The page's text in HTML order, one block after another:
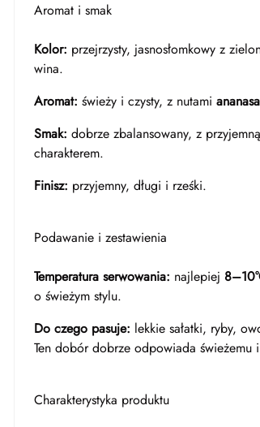
Aromat i smak
Kolor: przejrzysty, jasnosłomkowy z
wina.
Aromat: świeży i czysty, z nutami ananasa
Smak: dobrze zbalansowany, z
charakterem.
Finisz: przyjemny, długi i rześki.
Podawanie i zestawienia
Temperatura serwowania: najlepiej
o świeżym stylu.
Do czego pasuje: lekkie sałatki, ryby,
Ten dobór dobrze odpowiada
Charakterystyka produktu